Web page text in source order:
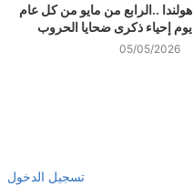
هولندا ..الرابع من مايو من كل عام
يوم إحياء ذكرى ضحايا الحروب
05/05/2026
تسجيل الدخول